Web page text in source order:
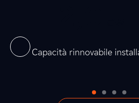
0
Capacità rinnovabile